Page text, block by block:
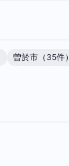
曽於市（35件）